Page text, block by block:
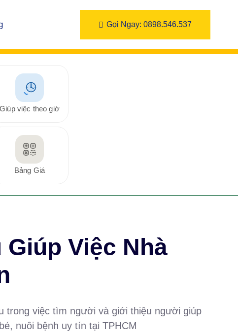
Gọi Ngay: 0898.546.537
Giúp việc theo giờ
Bảng Giá
Giúp Việc Nhà
trong việc tìm người và giới thiệu người giúp
nuôi bệnh uy tín tại TPHCM